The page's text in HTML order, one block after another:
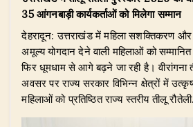
थे
35 आंगनबाड़ी कार्यकर्ताओं को मिलेगा सम्मान
देहरादून: उत्तराखंड में महिला सशक्तिकरण और
अमूल्य योगदान देने वाली महिलाओं को
फिर धूमधाम से आगे बढ़ने जा रही है। वीरांगना
अवसर पर राज्य सरकार विभिन्न क्षेत्रों में
महिलाओं को प्रतिष्ठित राज्य स्तरीय तीलू